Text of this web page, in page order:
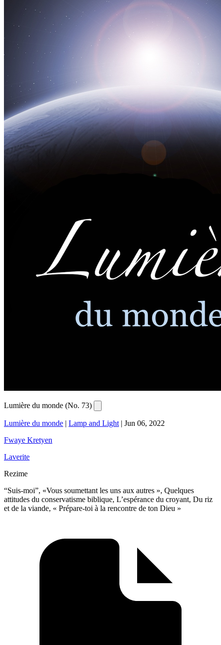
Lumière du monde (No. 73)
Lumière du monde | Lamp and Light | Jun 06, 2022
Fwaye Kretyen
Laverite
Rezime
“Suis-moi”, «Vous soumettant les uns aux autres », Quelques
attitudes du conservatisme biblique, L’espérance du croyant, Du riz
et de la viande, « Prépare-toi à la rencontre de ton Dieu »